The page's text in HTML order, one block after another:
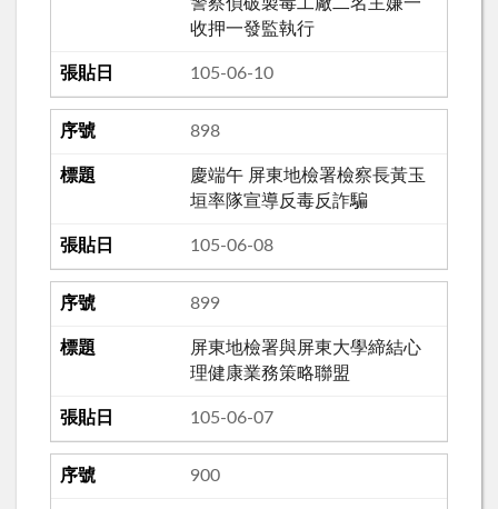
收押一發監執行
105-06-10
898
慶端午 屏東地檢署檢察長黃玉
垣率隊宣導反毒反詐騙
105-06-08
899
屏東地檢署與屏東大學締結心
理健康業務策略聯盟
105-06-07
900